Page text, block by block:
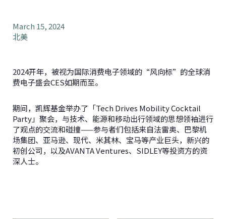
March 15, 2024
北美
2024开年，被视为国际消费电子领域的“风向标”的全球消
费电子盛会CES如期而至。
期间，凯辉基金举办了「Tech Drives Mobility Cocktail
Party」聚会，与技术、能源和移动出行领域的思想领袖进行
了观点的交流和碰撞——参与者们包括来自法雷奥、巴黎机
场集团、亚马逊、现代、米其林、宝马等产业巨头，新兴的
初创公司，以及AVANTA Ventures、SIDLEY等投资方的资
深人士。